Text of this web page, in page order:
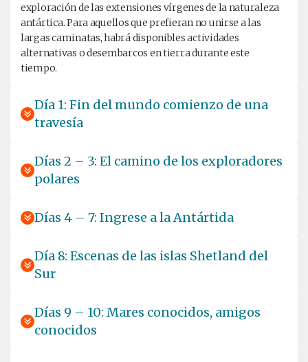
exploración de las extensiones vírgenes de la naturaleza
antártica. Para aquellos que prefieran no unirse a las
largas caminatas, habrá disponibles actividades
alternativas o desembarcos en tierra durante este
tiempo.
Día 1: Fin del mundo comienzo de una
travesía
Días 2 – 3: El camino de los exploradores
polares
Días 4 – 7: Ingrese a la Antártida
Día 8: Escenas de las islas Shetland del
Sur
Días 9 – 10: Mares conocidos, amigos
conocidos